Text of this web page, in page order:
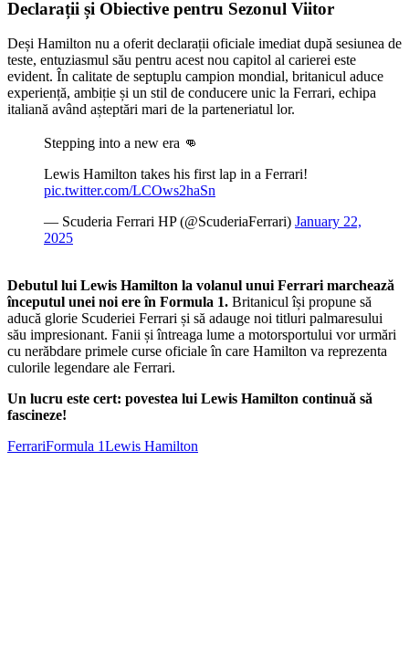
Declarații și Obiective pentru Sezonul Viitor
Deși Hamilton nu a oferit declarații oficiale imediat după sesiunea de
teste, entuziasmul său pentru acest nou capitol al carierei este
evident. În calitate de septuplu campion mondial, britanicul aduce
experiență, ambiție și un stil de conducere unic la Ferrari, echipa
italiană având așteptări mari de la parteneriatul lor.
Stepping into a new era 👊
Lewis Hamilton takes his first lap in a Ferrari!
pic.twitter.com/LCOws2haSn
— Scuderia Ferrari HP (@ScuderiaFerrari) January 22,
2025
Debutul lui Lewis Hamilton la volanul unui Ferrari marchează
începutul unei noi ere în Formula 1. Britanicul își propune să
aducă glorie Scuderiei Ferrari și să adauge noi titluri palmaresului
său impresionant. Fanii și întreaga lume a motorsportului vor urmări
cu nerăbdare primele curse oficiale în care Hamilton va reprezenta
culorile legendare ale Ferrari.
Un lucru este cert: povestea lui Lewis Hamilton continuă să
fascineze!
FerrariFormula 1Lewis Hamilton